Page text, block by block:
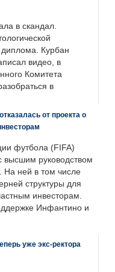
в скандал.
диплома. Курбан
видео, в
Комитета
в
от проекта о
футбола (FIFA)
высшим руководством
На ней в том числе
структуры для
инвесторам.
Инфантино и
уже экс-ректора